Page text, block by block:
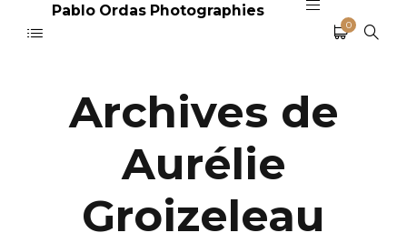
Pablo Ordas Photographies
0
Archives de
Aurélie
Groizeleau